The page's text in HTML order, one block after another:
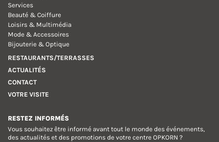
Services
Beauté & Coiffure
Loisirs & Multimédia
Mode & Accessoires
Bijouterie & Optique
RESTAURANTS/TERRASSES
ACTUALITÉS
CONTACT
VOTRE VISITE
RESTEZ INFORMÉS
Vous souhaitez être informé avant tout le monde des événements,
des actualités et des promotions de votre centre OPKORN ?